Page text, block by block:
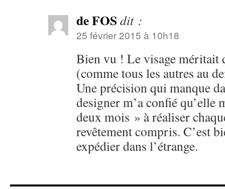
de FOS dit :
25 février 2015 à 10h18
Bien vu ! Le visage méritait
(comme tous les autres au
Une précision qui manque
designer m’a confié qu’elle
deux mois » à réaliser
revêtement compris. C’est
expédier dans l’étrange.